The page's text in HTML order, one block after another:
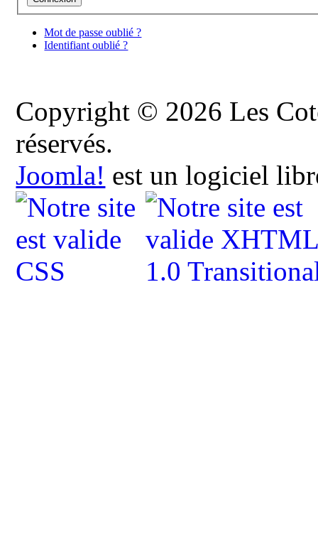
Mot de passe oublié ?
Identifiant oublié ?
Copyright © 2026 Les
réservés.
Joomla! est un logiciel